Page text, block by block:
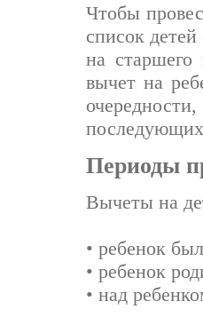
Чтобы
список
на старшего
вычет на
Периоды
Вычеты на
• ребенок
• ребенок
• над